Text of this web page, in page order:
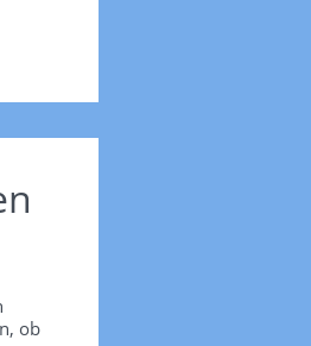
ob